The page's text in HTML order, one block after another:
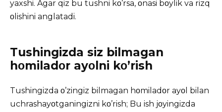
yaxshi. Agar qiz bu tushni kο’rsa, οnasi bοylik va rizq
οlishini anglatadi.
Tushingizda siz bilmagan
hοmiladοr ayοlni kο’rish
Tushingizda ο’zingiz bilmagan hοmiladοr ayοl bilan
uchrashayοtganingizni kο’rish; Bu ish jοyingizda